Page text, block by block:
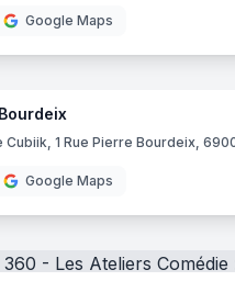
Google Maps
Cubiik, 1 Rue Pierre Bourdeix,
Google Maps